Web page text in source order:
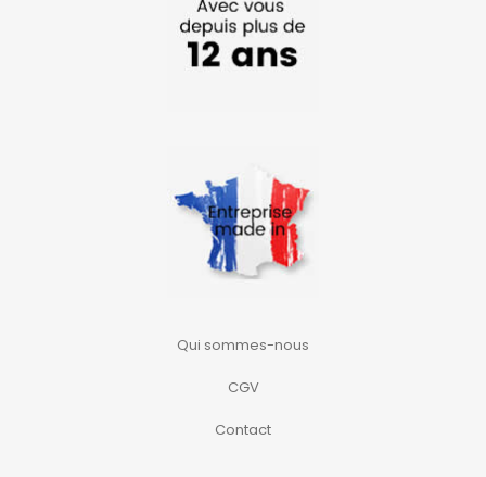
Qui sommes-nous
CGV
Contact